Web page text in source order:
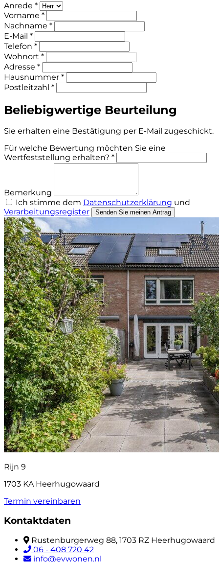
Anrede *
Vorname *
Nachname *
E-Mail *
Telefon *
Wohnort *
Adresse *
Hausnummer *
Postleitzahl *
Beliebigwertige Beurteilung
Sie erhalten eine Bestätigung per E-Mail zugeschickt.
Für welche Bewertung möchten Sie eine
Wertfeststellung erhalten? *
Bemerkung
Ich stimme dem Datenschutzerklärung und
Verarbeitungsregister
Senden Sie meinen Antrag
Rijn 9
1703 KA Heerhugowaard
Termin vereinbaren
Kontaktdaten
Rustenburgerweg 88, 1703 RZ Heerhugowaard
06 - 408 720 42
info@evwonen.nl